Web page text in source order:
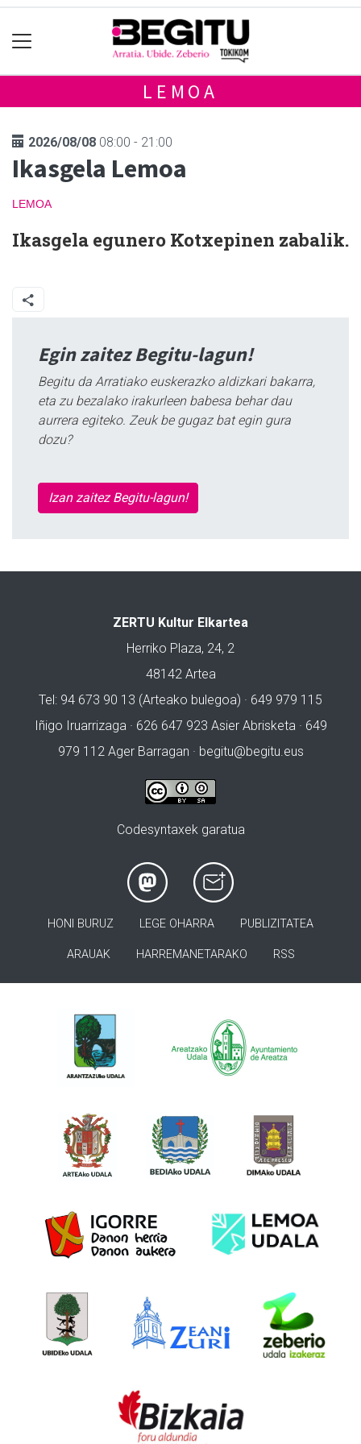
LEMOA
2026/08/08 08:00 - 21:00
Ikasgela Lemoa
LEMOA
Ikasgela egunero Kotxepinen zabalik.
Egin zaitez Begitu-lagun!
Begitu da Arratiako euskerazko aldizkari bakarra,
eta zu bezalako irakurleen babesa behar dau
aurrera egiteko. Zeuk be gugaz bat egin gura
dozu?
Izan zaitez Begitu-lagun!
ZERTU Kultur Elkartea
Herriko Plaza, 24, 2
48142 Artea
Tel: 94 673 90 13 (Arteako bulegoa) · 649 979 115
Iñigo Iruarrizaga · 626 647 923 Asier Abrisketa · 649
979 112 Ager Barragan · begitu@begitu.eus
Codesyntaxek garatua
HONI BURUZ LEGE OHARRA PUBLIZITATEA
ARAUAK HARREMANETARAKO RSS